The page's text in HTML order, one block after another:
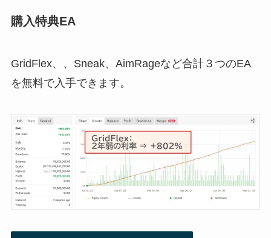
購入特典EA
GridFlex、、Sneak、AimRageなど合計３つのEA
を無料で入手できます。